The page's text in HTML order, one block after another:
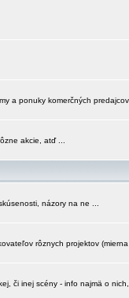
a ponuky komerčných predajcov
akcie, atď ...
názory na ne ...
rôznych projektov
či inej scény - info najmä o